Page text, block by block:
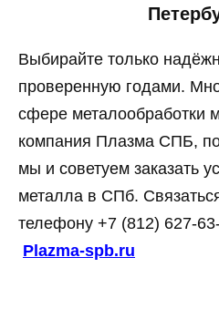
Выбирайте только
проверенную годами.
сфере металообработки
компания Плазма СПБ,
мы и советуем заказать
металла в СПб.
телефону +7 (812) 627-
Plazma-spb.ru